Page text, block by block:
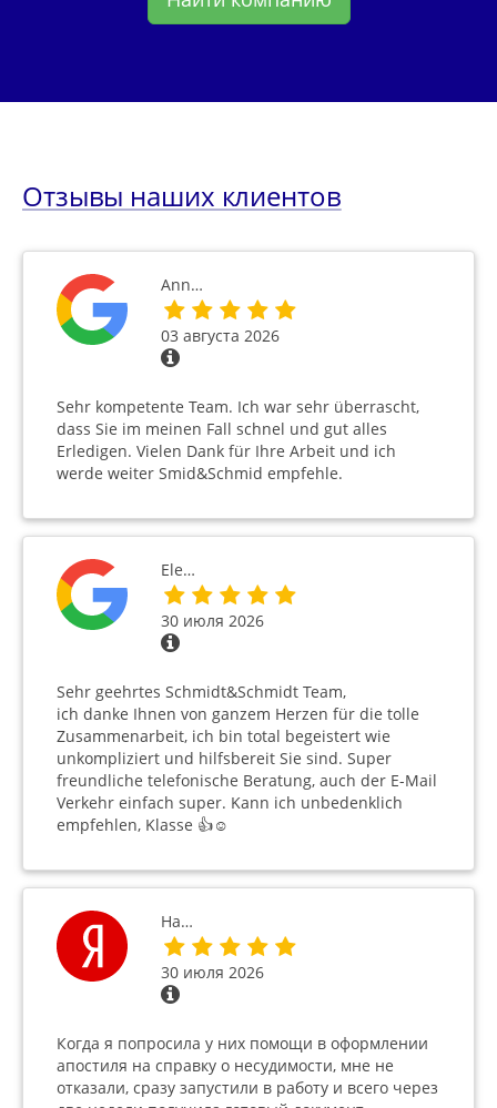
Отзывы наших клиентов
Ann…
03 августа 2026
Sehr kompetente Team. Ich war sehr überrascht,
dass Sie im meinen Fall schnel und gut alles
Erledigen. Vielen Dank für Ihre Arbeit und ich
werde weiter Smid&Schmid empfehle.
Ele…
30 июля 2026
Sehr geehrtes Schmidt&Schmidt Team,
ich danke Ihnen von ganzem Herzen für die tolle
Zusammenarbeit, ich bin total begeistert wie
unkompliziert und hilfsbereit Sie sind. Super
freundliche telefonische Beratung, auch der E-Mail
Verkehr einfach super. Kann ich unbedenklich
empfehlen, Klasse 👍☺️
На…
30 июля 2026
Когда я попросила у них помощи в оформлении
апостиля на справку о несудимости, мне не
отказали, сразу запустили в работу и всего через